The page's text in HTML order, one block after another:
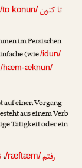
تا کنون/tɒ konun/
im Persischen
(wie/idun/
/hæm-æknun/
auf einen Vorgang
aus einem Verb
Tätigkeit oder ein
رفتم/ræftæm/،